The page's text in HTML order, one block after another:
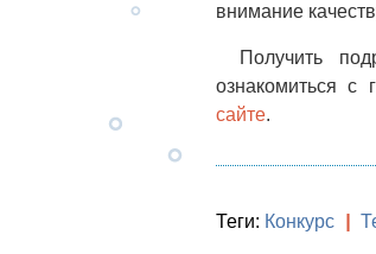
внимание
Получить
ознакомиться с
сайте.
Теги: Конкурс